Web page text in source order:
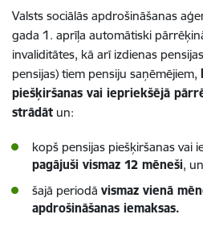
Valsts sociālās apdrošināšanas
gada 1. aprīļa automātiski
invaliditātes, kā arī izdienas
pensijas) tiem pensiju saņēmējiem,
piešķiršanas vai iepriekšējā
strādāt un:
kopš pensijas piešķiršanas vai
pagājuši vismaz 12 mēneši, un
šajā periodā vismaz vienā
apdrošināšanas iemaksas.